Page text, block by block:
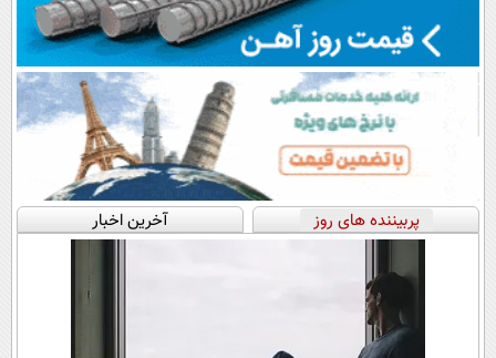
پربیننده های روز آخرین اخبار